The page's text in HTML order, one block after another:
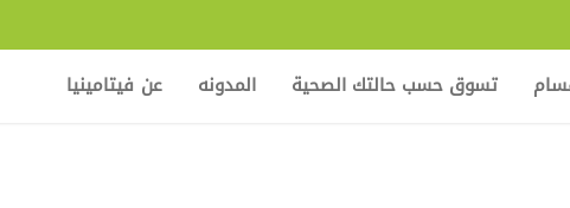
تسوق حسب حالتك الصحية المدونه عن فيتامينيا